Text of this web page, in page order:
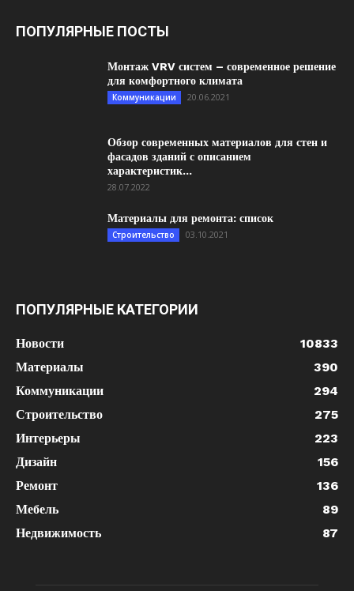
ПОПУЛЯРНЫЕ ПОСТЫ
Монтаж VRV систем – современное решение
для комфортного климата
Коммуникации 20.06.2021
Обзор современных материалов для стен и
фасадов зданий с описанием
характеристик...
28.07.2022
Материалы для ремонта: список
Строительство 03.10.2021
ПОПУЛЯРНЫЕ КАТЕГОРИИ
Новости
10833
Материалы
390
Коммуникации
294
Строительство
275
Интерьеры
223
Дизайн
156
Ремонт
136
Мебель
89
Недвижимость
87